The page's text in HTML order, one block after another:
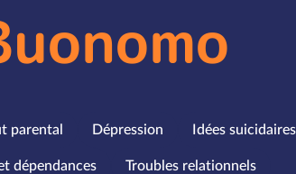
parental Dépression Idées suicidaires
dépendances Troubles relationnels